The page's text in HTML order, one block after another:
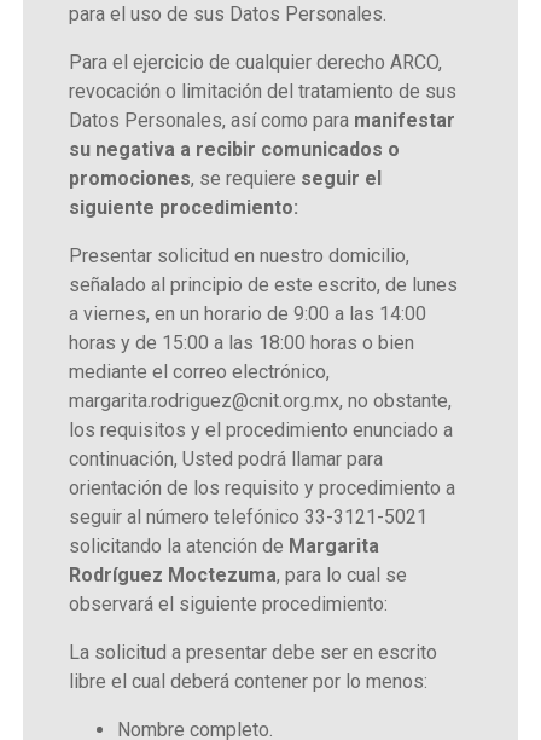
para el uso de sus Datos Personales.
Para el ejercicio de cualquier derecho ARCO,
revocación o limitación del tratamiento de sus
Datos Personales, así como para manifestar
su negativa a recibir comunicados o
promociones, se requiere seguir el
siguiente procedimiento:
Presentar solicitud en nuestro domicilio,
señalado al principio de este escrito, de lunes
a viernes, en un horario de 9:00 a las 14:00
horas y de 15:00 a las 18:00 horas o bien
mediante el correo electrónico,
margarita.rodriguez@cnit.org.mx, no obstante,
los requisitos y el procedimiento enunciado a
continuación, Usted podrá llamar para
orientación de los requisito y procedimiento a
seguir al número telefónico 33-3121-5021
solicitando la atención de Margarita
Rodríguez Moctezuma, para lo cual se
observará el siguiente procedimiento:
La solicitud a presentar debe ser en escrito
libre el cual deberá contener por lo menos:
Nombre completo.